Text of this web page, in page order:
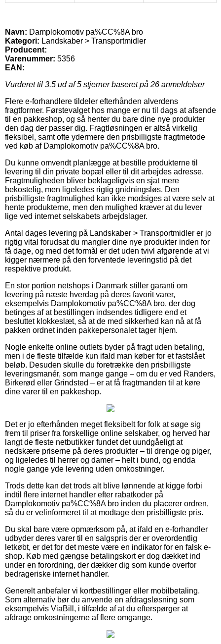
Navn: Damplokomotiv pa%CC%8A bro
Kategori: Landskaber > Transportmidler
Producent:
Varenummer: 5356
EAN:
Vurderet til 3.5 ud af 5 stjerner baseret på 26 anmeldelser
Flere e-forhandlere tildeler efterhånden alverdens
fragtformer. Førstevalget hos mange er nu til dags at afsende
til en pakkeshop, og så henter du bare dine nye produkter
den dag der passer dig. Fragtløsningen er altså virkelig
fleksibel, samt ofte ydermere den prisbilligste fragtmetode
ved køb af Damplokomotiv pa%CC%8A bro.
Du kunne omvendt planlægge at bestille produkterne til
levering til din private bopæl eller til dit arbejdes adresse.
Fragtmuligheden bliver beklageligvis en sjat mere
bekostelig, men ligeledes rigtig gnidningsløs. Den
prisbilligste fragtmulighed kan ikke modsiges at være selv at
hente produkterne, men den mulighed kræver at du lever
lige ved internet selskabets arbejdslager.
Antal dages levering på Landskaber > Transportmidler er jo
rigtig vital forudsat du mangler dine nye produkter inden for
få dage, og med det formål er det uden tvivl afgørende at vi
kigger nærmere på den forventede leveringstid på det
respektive produkt.
En stor portion netshops i Danmark stiller garanti om
levering på næste hverdag på deres favorit varer,
eksempelvis Damplokomotiv pa%CC%8A bro, der dog
betinges af at bestillingen indsendes tidligere end et
besluttet klokkeslæt, så at de med sikkerhed kan nå at få
pakken ordnet inden pakkepersonalet tager hjem.
Nogle enkelte online outlets byder på fragt uden betaling,
men i de fleste tilfælde kun ifald man køber for et fastslået
beløb. Desuden skulle du foretrække den prisbilligste
leveringsmanér, som mange gange – om du er ved Randers,
Birkerød eller Grindsted – er at få fragtmanden til at køre
dine varer til en pakkeshop.
Det er jo efterhånden meget fleksibelt for folk at søge sig
frem til priser fra forskellige online selskaber, og herved har
langt de fleste netbutikker fundet det uundgåeligt at
nedskære priserne på deres produkter – til drenge og piger,
og ligeledes til herrer og damer – helt i bund, og endda
nogle gange yde levering uden omkostninger.
Trods dette kan det trods alt blive lønnende at kigge forbi
indtil flere internet handler efter rabatkoder på
Damplokomotiv pa%CC%8A bro inden du placerer ordren,
så du er velinformeret til at modtage den prisbilligste pris.
Du skal bare være opmærksom på, at ifald en e-forhandler
udbyder deres varer til en salgspris der er overordentlig
letkøbt, er det for det meste være en indikator for en falsk e-
shop. Køb med gængse betalingskort er dog dækket ind
under en forordning, der dækker dig som kunde overfor
bedrageriske internet handler.
Generelt anbefaler vi kortbestillinger eller mobilbetaling.
Som alternativ bør du anvende en afdragsløsning som
eksempelvis ViaBill, i tilfælde af at du efterspørger at
afdrage omkostningerne af flere omgange.